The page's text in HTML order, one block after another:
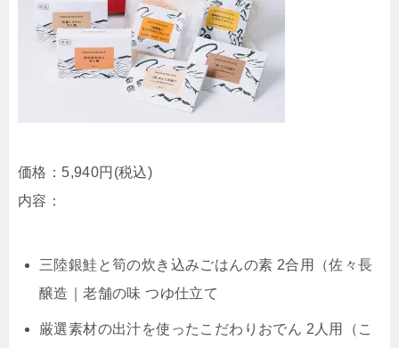
価格： 5,940円 (税込)
内容：
三陸銀鮭と筍の炊き込みごはんの素 2合用（佐々長
醸造｜老舗の味 つゆ仕立て
厳選素材の出汁を使ったこだわりおでん 2人用（こ